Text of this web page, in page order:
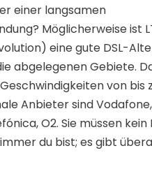
einer langsamen
Möglicherweise ist
eine gute DSL-
abgelegenen Gebiete.
von bis
Anbieter sind Vodafone,
O2. Sie müssen kein
du bist; es gibt